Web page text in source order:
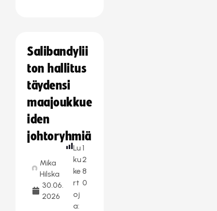
Salibandylii
ton hallitus
täydensi
maajoukkue
iden
johtoryhmiä
Mika
Hilska
30.06.
2026
Lu
ku
ke
rt
oj
a:
1
2
8
0